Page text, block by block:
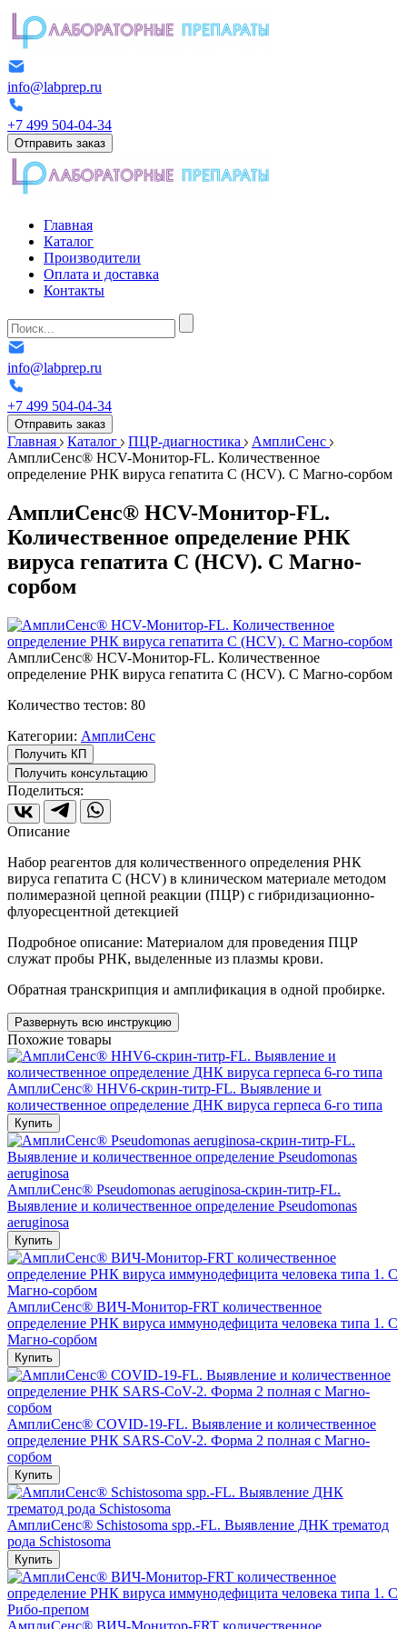
info@labprep.ru
+7 499 504-04-34
Отправить заказ
Главная
Каталог
Производители
Оплата и доставка
Контакты
info@labprep.ru
+7 499 504-04-34
Отправить заказ
Главная Каталог ПЦР-диагностика
АмплиСенс
АмплиСенс® HCV-Монитор-FL. Количественное
определение РНК вируса гепатита C (HCV). С Магно-сорбом
АмплиСенс® HCV-Монитор-FL.
Количественное определение РНК
вируса гепатита C (HCV). С Магно-
сорбом
АмплиСенс® HCV-Монитор-FL. Количественное
определение РНК вируса гепатита C (HCV). С Магно-сорбом
Количество тестов: 80
Категории: АмплиСенс
Получить КП
Получить консультацию
Поделиться:
Описание
Набор реагентов для количественного определения РНК
вируса гепатита С (HСV) в клиническом материале методом
полимеразной цепной реакции (ПЦР) c гибридизационно-
флуоресцентной детекцией
Подробное описание: Материалом для проведения ПЦР
служат пробы РНК, выделенные из плазмы крови.
Обратная транскрипция и амплификация в одной пробирке.
Развернуть всю инструкцию
Похожие товары
АмплиСенс® HHV6-скрин-титр-FL. Выявление и
количественное определение ДНК вируса герпеса 6-го типа
Купить
АмплиСенс® Pseudomonas aeruginosa-скрин-титр-FL.
Выявление и количественное определение Pseudomonas
aeruginosa
Купить
АмплиСенс® ВИЧ-Монитор-FRT количественное
определение РНК вируса иммунодефицита человека типа 1. С
Магно-сорбом
Купить
АмплиСенс® COVID-19-FL. Выявление и количественное
определение РНК SARS-CoV-2. Форма 2 полная с Магно-
сорбом
Купить
АмплиСенс® Schistosoma spp.-FL. Выявление ДНК трематод
рода Schistosoma
Купить
АмплиСенс® ВИЧ-Монитор-FRT количественное